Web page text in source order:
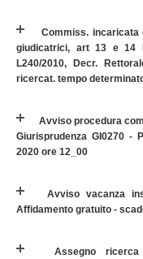
Commiss. incaricata
giudicatrici, art 13 e 14
L240/2010, Decr.
ricercat. tempo
Avviso procedura
Giurisprudenza GI0270 -
2020 ore 12_00
Avviso vacanza
Affidamento gratuito -
Assegno